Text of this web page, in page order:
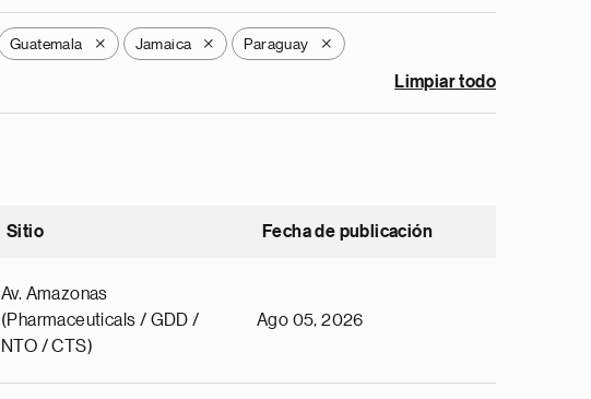
Guatemala X Jamaica X Paraguay X
Limpiar todo
Sitio Fecha de publicación
Av. Amazonas
(Pharmaceuticals / GDD /
NTO / CTS)
Ago 05, 2026